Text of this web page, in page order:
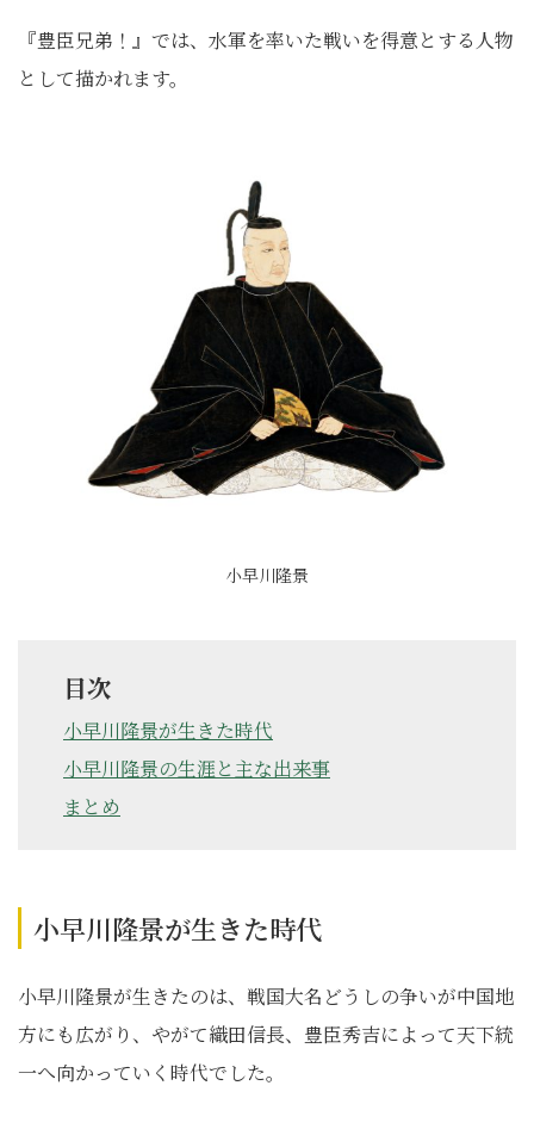
『豊臣兄弟！』では、水軍を率いた戦いを得意とする人物
として描かれます。
小早川隆景
目次
小早川隆景が生きた時代
小早川隆景の生涯と主な出来事
まとめ
小早川隆景が生きた時代
小早川隆景が生きたのは、戦国大名どうしの争いが中国地
方にも広がり、やがて織田信長、豊臣秀吉によって天下統
一へ向かっていく時代でした。